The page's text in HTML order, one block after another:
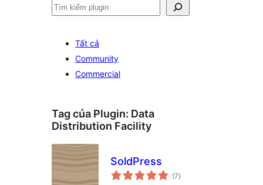
Tìm
Tất cả
Community
Commercial
Tag của Plugin: Data
Distribution Facility
SoldPress
(7tổng
đánh
)